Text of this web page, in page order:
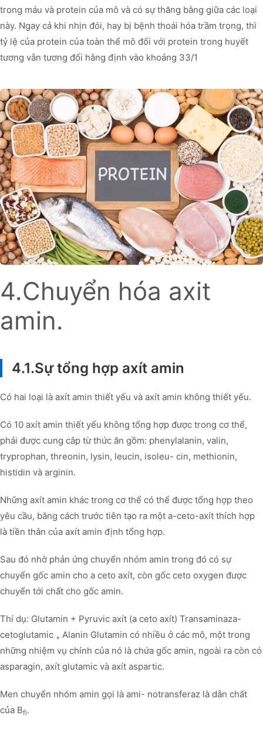
trong máu và protein của mô và có sự thăng bằng giữa các loại
này. Ngay cả khi nhịn đói, hay bị bệnh thoái hóa trầm trọng, thì
tỷ lệ của protein của toàn thể mô đối với protein trong huyết
tương vẫn tương đối hằng định vào khoảng 33/1
4.Chuyển hóa axit
amin.
4.1.Sự tổng hợp axít amin
Có hai loại là axít amin thiết yếu và axít amin không thiết yếu.
Có 10 axít amin thiết yếu không tổng hợp được trong cơ thể,
phải được cung câp từ thức ăn gồm: phenylalanin, valin,
tryprophan, threonin, lysin, leucin, isoleu- cin, methionin,
histidin và arginin.
Những axít amin khác trong cơ thể có thể được tổng hợp theo
yêu cầu, bằng cách trước tiên tạo ra một a-ceto-axít thích hợp
là tiền thân của axít amin định tổng hợp.
Sau đó nhờ phản ứng chuyển nhóm amin trong đó có sự
chuyển gốc amin cho a ceto axít, còn gốc ceto oxygen được
chuyển tới chất cho gốc amin.
Thí dụ: Glutamin + Pyruvic axít (a ceto axít) Transaminaza-
cetoglutamic + Alanin Glutamin có nhiều ở các mô, một trong
những nhiệm vụ chính của nó là chứa gốc amin, ngoài ra còn có
asparagin, axít glutamic và axít aspartic.
Men chuyển nhóm amin gọi là ami- notransferaz là dẫn chất
của Bfi.